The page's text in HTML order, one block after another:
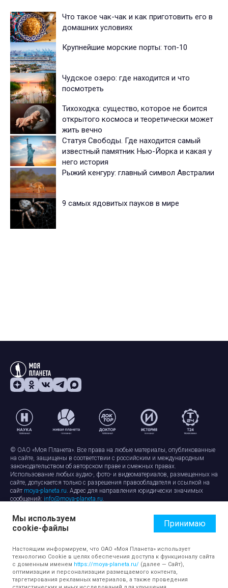
Что такое чак-чак и как приготовить его в
домашних условиях
Крупнейшие морские порты: топ-10
Чудское озеро: где находится и что
посмотреть
Тихоходка: существо, которое не боится
открытого космоса и теоретически может
жить вечно
Статуя Свободы. Где находится самый
известный памятник Нью-Йорка и какая у
него история
Рыжий кенгуру: главный символ Австралии
9 самых ядовитых пауков в мире
© ОАО «Моя Планета». Все права на любые материалы, опубликованные
на сайте, защищены в соответствии с российским и международным
законодательством об авторском праве и смежных правах.
Использование любых аудио-, фото- и видеоматериалов, размещенных на
сайте, допускается только с разрешения правообладателя и ссылкой на
сайт moya-planeta.ru. Адрес для направления юридически значимых
сообщений: info@moya-planeta.ru.
Правила сайтаРабота с cookie-файлами
Защита персональных данных
Обработка персональных данных
Мы используем
cookie-файлы
Принимаю
Настоящим информируем, что ОАО «Моя Планета» использует
технологию Cookie в целях обеспечения доступа к функционалу сайта
с доменным именем https://moya-planeta.ru/ (далее — Сайт),
оптимизации и персонализации размещаемого контента,
таргетирования рекламных материалов, а также проведения